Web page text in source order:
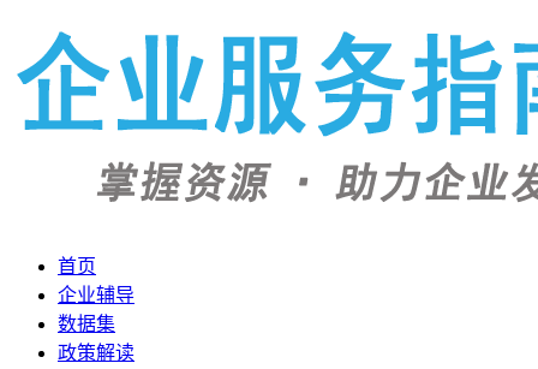
首页
企业辅导
数据集
政策解读